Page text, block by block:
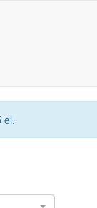
el.